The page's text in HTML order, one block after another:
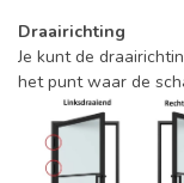
Draairichting
Je kunt de
het punt waar de